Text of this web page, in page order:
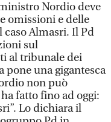
Nordio deve
omissioni e delle
caso Almasri. Il Pd
sul
al tribunale dei
pone una gigantesca
non può
fatto fino ad oggi:
Lo dichiara il